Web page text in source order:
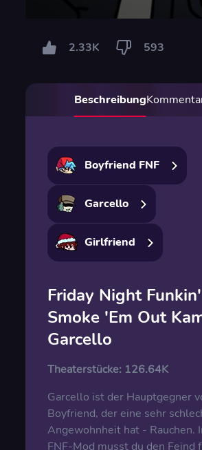
2.33K 593
Beschreibung
Boyfriend FNF
Garcello
Girlfriend
Friday Night
Smoke 'Em Out
Garcello
Theaterstücke: 126.64K
Garcello ist der Hauptgegner
Boyfriend, der eine sehr
Angewohnheit hat - Rauchen.
FNF-Mod musst du den Feind